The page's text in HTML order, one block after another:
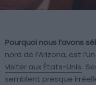
Pourquoi nous l’avons
nord de l’Arizona, est
visiter aux États-Unis.
semblent presque